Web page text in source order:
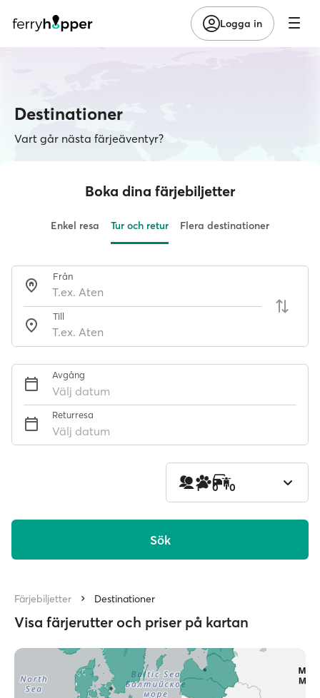
Logga in
Destinationer
Vart går nästa färjeäventyr?
Boka dina färjebiljetter
Enkel resa Tur och retur Flera destinationer
Från
Till
Avgång
Välj datum
Returresa
Välj datum
1 0 0
Sök
Färjebiljetter Destinationer
Visa färjerutter och priser på kartan